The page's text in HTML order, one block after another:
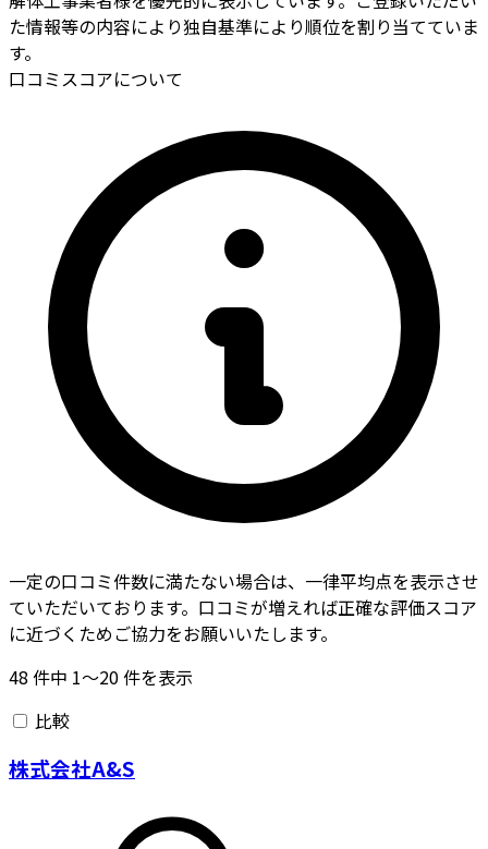
た情報等の内容により独自基準により順位を割り当てていま
す。
口コミスコアについて
一定の口コミ件数に満たない場合は、一律平均点を表示させ
ていただいております。口コミが増えれば正確な評価スコア
に近づくためご協力をお願いいたします。
48 件中 1〜20件を表示
比較
株式会社A&S